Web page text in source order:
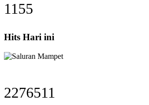
1155
Hits Hari ini
2276511